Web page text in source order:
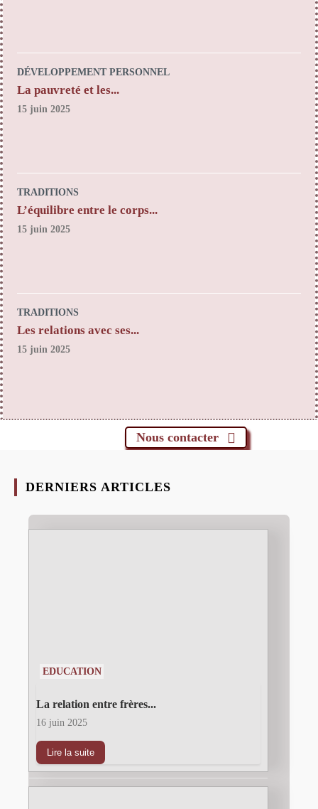
DÉVELOPPEMENT PERSONNEL
La pauvreté et les...
15 juin 2025
TRADITIONS
L’équilibre entre le corps...
15 juin 2025
TRADITIONS
Les relations avec ses...
15 juin 2025
Nous contacter
DERNIERS ARTICLES
EDUCATION
La relation entre frères...
16 juin 2025
Lire la suite